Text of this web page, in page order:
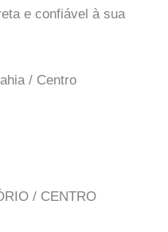
e confiável à sua
/ Centro
/ CENTRO